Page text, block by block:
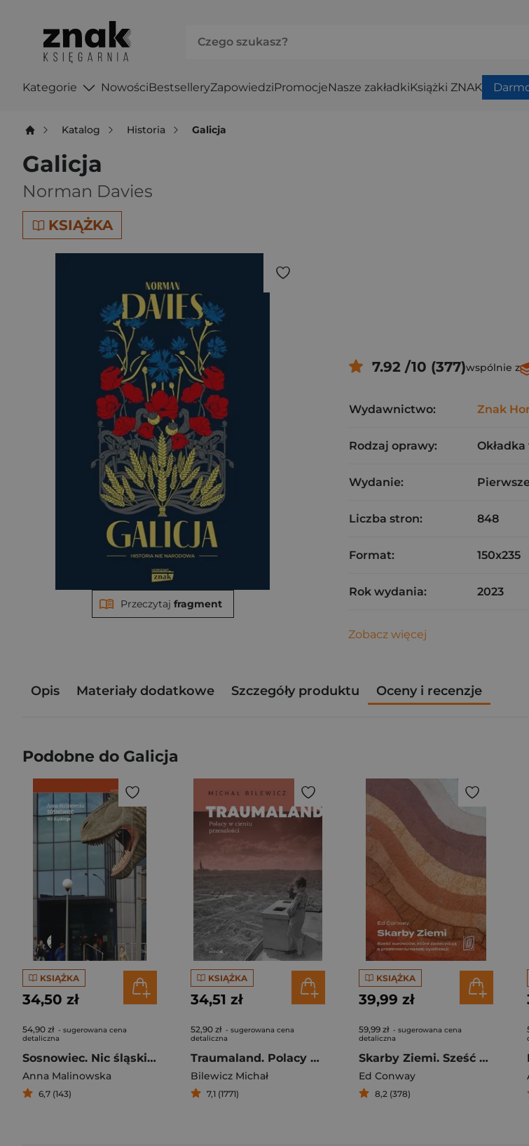
Kategorie NowościBestselleryZapowiedziPromocjeNasze zakładkiKsiążki ZNAK
Katalog Historia Galicja
Galicja
Norman Davies
KSIĄŻKA
Przeczytaj fragment
7.92 /10 (377)wspólnie z
Wydawnictwo: Znak
Rodzaj oprawy:
Wydanie:
Liczba stron: 848
Format: 150x235
Rok wydania: 2023
Zobacz więcej
Opis Materiały dodatkowe Szczegóły produktu Oceny i recenzje
Podobne do Galicja
KSIĄŻKA
34,50 zł
54,90 zł - sugerowana cena
detaliczna
Sosnowiec. Nic śląskiego
Anna Malinowska
6,7 (143)
KSIĄŻKA
34,51 zł
52,90 zł - sugerowana cena
detaliczna
Traumaland. Polacy w cieniu przeszłości.
Bilewicz Michał
7,1 (1771)
KSIĄŻKA
39,99 zł
59,99 zł - sugerowana cena
detaliczna
Skarby Ziemi. Sześć surowców, które zadecydują o przetrwaniu naszej cywilizacji
Ed Conway
8,2 (378)